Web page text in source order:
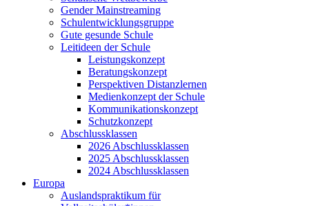
Gender Mainstreaming
Schulentwicklungsgruppe
Gute gesunde Schule
Leitideen der Schule
Leistungskonzept
Beratungskonzept
Perspektiven Distanzlernen
Medienkonzept der Schule
Kommunikationskonzept
Schutzkonzept
Abschlussklassen
2026 Abschlussklassen
2025 Abschlussklassen
2024 Abschlussklassen
Europa
Auslandspraktikum für